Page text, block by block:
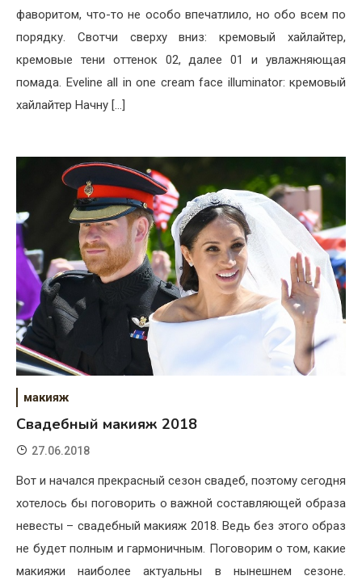
фаворитом, что-то не особо впечатлило, но обо всем по
порядку. Свотчи сверху вниз: кремовый хайлайтер,
кремовые тени оттенок 02, далее 01 и увлажняющая
помада. Eveline all in one cream face illuminator: кремовый
хайлайтер Начну […]
макияж
Свадебный макияж 2018
27.06.2018
Вот и начался прекрасный сезон свадеб, поэтому сегодня
хотелось бы поговорить о важной составляющей образа
невесты – свадебный макияж 2018. Ведь без этого образ
не будет полным и гармоничным. Поговорим о том, какие
макияжи наиболее актуальны в нынешнем сезоне.